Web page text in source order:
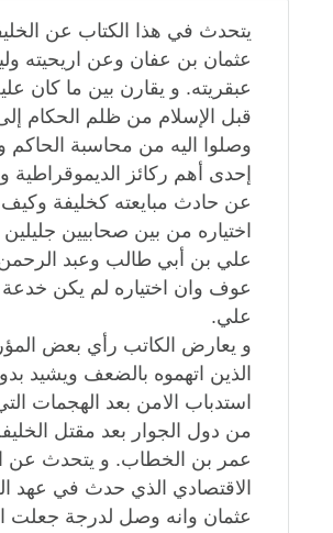
يتحدث في هذا الكتاب عن
عثمان بن عفان وعن اريحيته
عبقريته. و يقارن بين ما كان
قبل الإسلام من ظلم الحكام
وصلوا اليه من محاسبة الحاكم
إحدى أهم ركائز الديموقراطية
عن حادث مبايعته كخليفة
اختياره من بين صحابيين
علي بن أبي طالب وعبد
عوف وان اختياره لم يكن خدعة
علي.
و يعارض الكاتب رأي بعض
الذين اتهموه بالضعف ويشيد
استدباب الامن بعد الهجمات
من دول الجوار بعد مقتل
عمر بن الخطاب. و يتحدث عن
الاقتصادي الذي حدث في عهد
عثمان وانه وصل لدرجة جعلت